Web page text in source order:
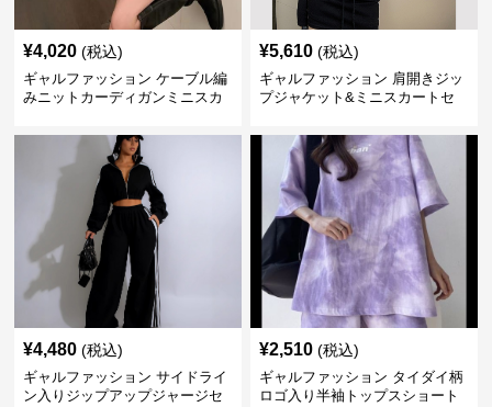
¥4,020 (税込)
ギャルファッション ケーブル編
みニットカーディガンミニスカ
¥5,610 (税込)
ギャルファッション 肩開きジッ
プジャケット&ミニスカートセ
¥4,480 (税込)
ギャルファッション サイドライ
ン入りジップアップジャージセ
¥2,510 (税込)
ギャルファッション タイダイ柄
ロゴ入り半袖トップスショート